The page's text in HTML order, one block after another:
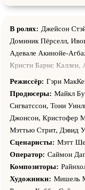
В ролях: Джейсон
Доминик Пёрселл,
Адевале Акинойе-
Кристи Барнс Каллен,
Нэйбл, Лейчи Халм,
Стюарт Морритт,
Макдауэлл, Дион
Ричард Элфин, Крис
Гринвуд, Борис
Хьюз, Тони Портер,
Гармон, Бэрри
Мелисса Мартин,
Зейн Дирани,
Джордан, Грэхам
Режиссёр: Гэри
Продюсеры: Майкл
Сигватссон, Тони
Джонсон, Кристофер
Мэттью Стрит, Дэвид
Сценаристы: Мэтт
Оператор: Саймон
Композиторы:
Художники: Мишель